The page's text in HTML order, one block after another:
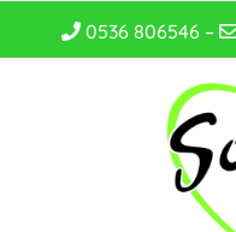
0536 806546 –